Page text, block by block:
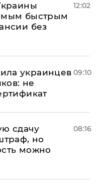
быстрым
без
12:02
украинцев
не
09:10
сдачу
но
можно
08:16